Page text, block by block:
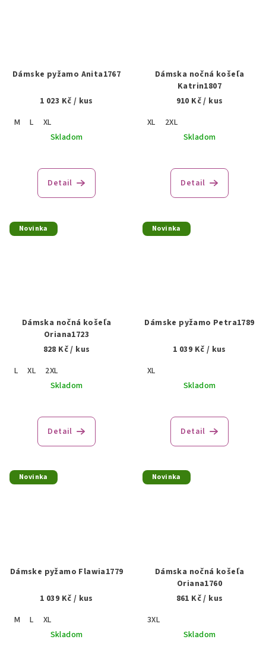
Dámske pyžamo Anita1767
1 023 Kč / kus
M
L
XL
Skladom
Detail
Dámska nočná košeľa
Katrin1807
910 Kč/ kus
XL
2XL
Skladom
Detail
Novinka
Dámska nočná košeľa
Oriana1723
828 Kč/ kus
L
XL
2XL
Skladom
Detail
Novinka
Dámske pyžamo Petra1789
1 039 Kč / kus
XL
Skladom
Detail
Novinka
Dámske pyžamo Flawia1779
1 039 Kč / kus
M
L
XL
Skladom
Novinka
Dámska nočná košeľa
Oriana1760
861 Kč/ kus
3XL
Skladom